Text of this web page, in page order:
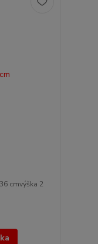
cmvýška 2